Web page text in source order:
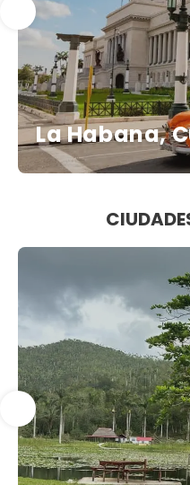
La Habana,